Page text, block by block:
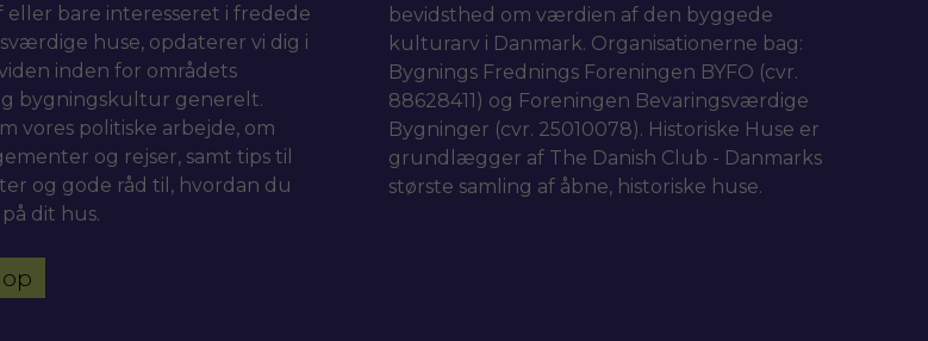
eller bare interesseret i fredede
huse, opdaterer vi dig i
inden for områdets
bygningskultur generelt.
vores politiske arbejde, om
og rejser, samt tips til
og gode råd til, hvordan du
dit hus.
bevidsthed om værdien af den byggede
kulturarv i Danmark. Organisationerne bag:
Bygnings Frednings Foreningen BYFO (cvr.
88628411) og Foreningen Bevaringsværdige
Bygninger (cvr. 25010078). Historiske Huse er
grundlægger af The Danish Club - Danmarks
største samling af åbne, historiske huse.